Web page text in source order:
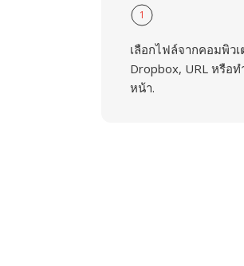
1
เลือกไฟล์จากคอมพิว
Dropbox, URL หรือ
หน้า.